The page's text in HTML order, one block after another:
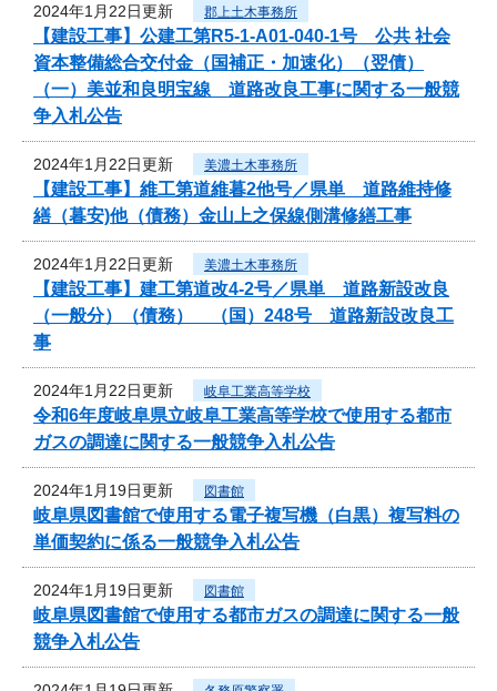
2024年1月22日更新 郡上土木事務所
【建設工事】公建工第R5-1-A01-040-1号 公共 社会
資本整備総合交付金（国補正・加速化）（翌債）
（一）美並和良明宝線 道路改良工事に関する一般競
争入札公告
2024年1月22日更新 美濃土木事務所
【建設工事】維工第道維暮2他号／県単 道路維持修
繕（暮安)他（債務）金山上之保線側溝修繕工事
2024年1月22日更新 美濃土木事務所
【建設工事】建工第道改4-2号／県単 道路新設改良
（一般分）（債務） （国）248号 道路新設改良工
事
2024年1月22日更新 岐阜工業高等学校
令和6年度岐阜県立岐阜工業高等学校で使用する都市
ガスの調達に関する一般競争入札公告
2024年1月19日更新 図書館
岐阜県図書館で使用する電子複写機（白黒）複写料の
単価契約に係る一般競争入札公告
2024年1月19日更新 図書館
岐阜県図書館で使用する都市ガスの調達に関する一般
競争入札公告